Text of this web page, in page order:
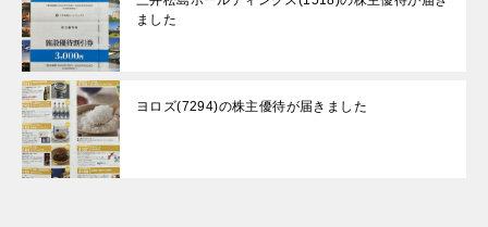
ました
ヨロズ(7294)の株主優待が届きました